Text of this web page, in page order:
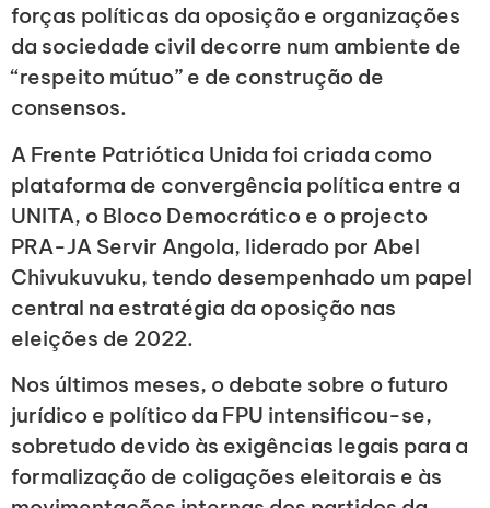
forças políticas da oposição e organizações
da sociedade civil decorre num ambiente de
“respeito mútuo” e de construção de
consensos.
A Frente Patriótica Unida foi criada como
plataforma de convergência política entre a
UNITA, o Bloco Democrático e o projecto
PRA-JA Servir Angola, liderado por Abel
Chivukuvuku, tendo desempenhado um papel
central na estratégia da oposição nas
eleições de 2022.
Nos últimos meses, o debate sobre o futuro
jurídico e político da FPU intensificou-se,
sobretudo devido às exigências legais para a
formalização de coligações eleitorais e às